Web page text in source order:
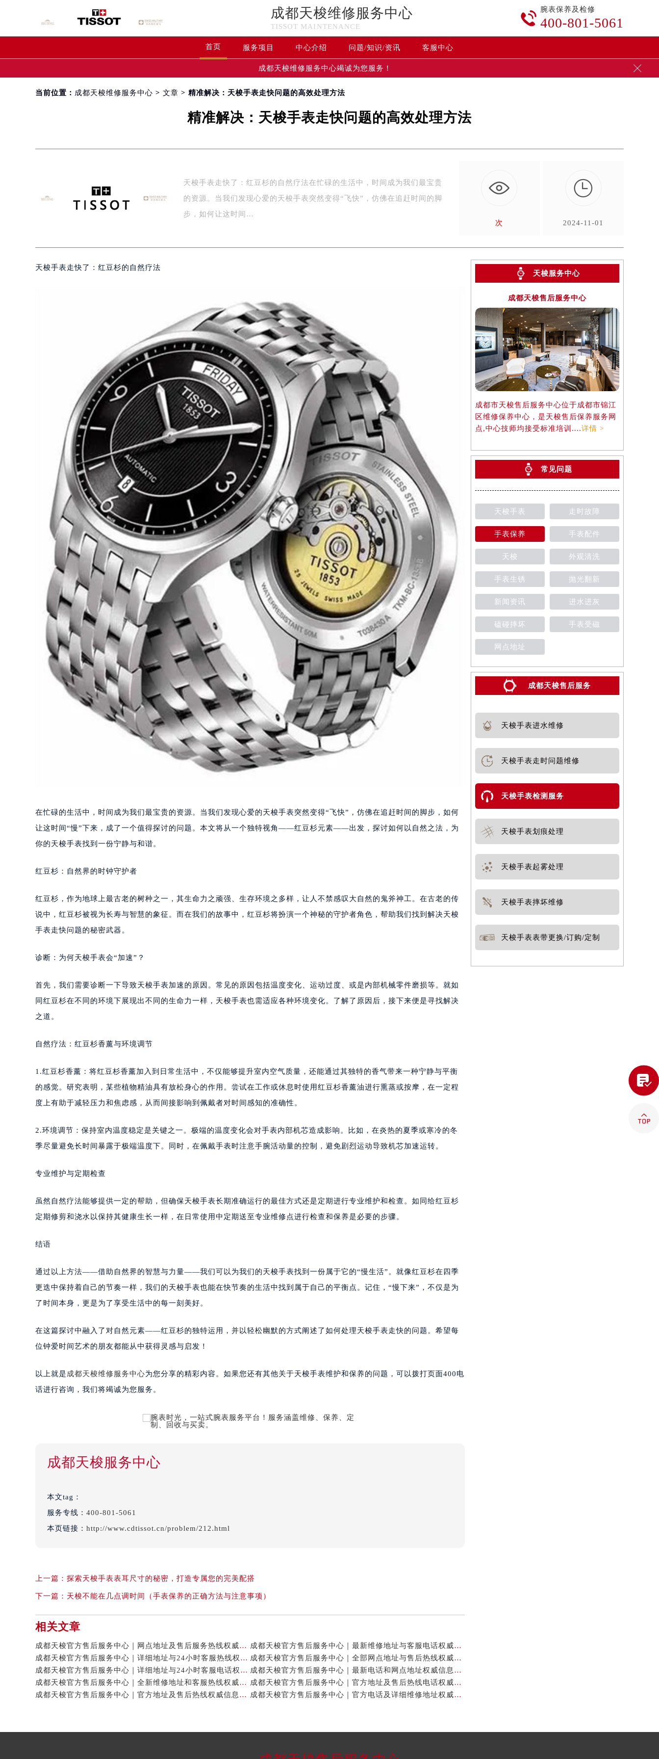
成都天梭维修服务中心
TISSOT MAINTENANCE

腕表保养及检修
400-801-5061
首页 服务项目 中心介绍 问题/知识/资讯 客服中心
成都天梭维修服务中心竭诚为您服务！ 
当前位置： 成都天梭维修服务中心 > 文章 > 精准解决：天梭手表走快问题的高效处理方法
精准解决：天梭手表走快问题的高效处理方法
天梭手表走快了：红豆杉的自然疗法在忙碌的生活中，时间成为我们最宝贵
的资源。当我们发现心爱的天梭手表突然变得“飞快”，仿佛在追赶时间的脚
步，如何让这时间…
次

2024-11-01
天梭手表走快了：红豆杉的自然疗法
在忙碌的生活中，时间成为我们最宝贵的资源。当我们发现心爱的天梭手表突然变得“飞快”，仿佛在追赶时间的脚步，如何
让这时间“慢”下来，成了一个值得探讨的问题。本文将从一个独特视角——红豆杉元素——出发，探讨如何以自然之法，为
你的天梭手表找到一份宁静与和谐。
红豆杉：自然界的时钟守护者
红豆杉，作为地球上最古老的树种之一，其生命力之顽强、生存环境之多样，让人不禁感叹大自然的鬼斧神工。在古老的传
说中，红豆杉被视为长寿与智慧的象征。而在我们的故事中，红豆杉将扮演一个神秘的守护者角色，帮助我们找到解决天梭
手表走快问题的秘密武器。
诊断：为何天梭手表会“加速”？
首先，我们需要诊断一下导致天梭手表加速的原因。常见的原因包括温度变化、运动过度、或是内部机械零件磨损等。就如
同红豆杉在不同的环境下展现出不同的生命力一样，天梭手表也需适应各种环境变化。了解了原因后，接下来便是寻找解决
之道。
自然疗法：红豆杉香薰与环境调节
1.红豆杉香薰：将红豆杉香薰加入到日常生活中，不仅能够提升室内空气质量，还能通过其独特的香气带来一种宁静与平衡
的感觉。研究表明，某些植物精油具有放松身心的作用。尝试在工作或休息时使用红豆杉香薰油进行熏蒸或按摩，在一定程
度上有助于减轻压力和焦虑感，从而间接影响到佩戴者对时间感知的准确性。
2.环境调节：保持室内温度稳定是关键之一。极端的温度变化会对手表内部机芯造成影响。比如，在炎热的夏季或寒冷的冬
季尽量避免长时间暴露于极端温度下。同时，在佩戴手表时注意手腕活动量的控制，避免剧烈运动导致机芯加速运转。
专业维护与定期检查
虽然自然疗法能够提供一定的帮助，但确保天梭手表长期准确运行的最佳方式还是定期进行专业维护和检查。如同给红豆杉
定期修剪和浇水以保持其健康生长一样，在日常使用中定期送至专业维修点进行检查和保养是必要的步骤。
结语
通过以上方法——借助自然界的智慧与力量——我们可以为我们的天梭手表找到一份属于它的“慢生活”。就像红豆杉在四季
更迭中保持着自己的节奏一样，我们的天梭手表也能在快节奏的生活中找到属于自己的平衡点。记住，“慢下来”，不仅是为
了时间本身，更是为了享受生活中的每一刻美好。
在这篇探讨中融入了对自然元素——红豆杉的独特运用，并以轻松幽默的方式阐述了如何处理天梭手表走快的问题。希望每
位钟爱时间艺术的朋友都能从中获得灵感与启发！
以上就是 成都天梭维修服务中心为您分享的精彩内容。如果您还有其他关于天梭手表维护和保养的问题，可以拨打页面400电
话进行咨询，我们将竭诚为您服务。
成都天梭服务中心
本文tag：
服务专线： 400-801-5061
本页链接： http://www.cdtissot.cn/problem/212.html
上一篇： 探索天梭手表表耳尺寸的秘密，打造专属您的完美配搭
下一篇： 天梭不能在几点调时间（手表保养的正确方法与注意事项）
相关文章
成都天梭官方售后服务中心｜网点地址及售后服务热线权威信息公示（2026年7月最新）
成都天梭官方售后服务中心｜最新维修地址与客服电话权威信息公示（2026年7月最新）
成都天梭官方售后服务中心｜详细地址与24小时客服热线权威信息公示（2026年7月最新）
成都天梭官方售后服务中心｜全部网点地址与售后热线权威信息公示（2026年7月最新）
成都天梭官方售后服务中心｜详细地址与24小时客服电话权威信息公示（2026年7月最新）
成都天梭官方售后服务中心｜最新电话和网点地址权威信息公示（2026年7月最新）
成都天梭官方售后服务中心｜全新维修地址和客服热线权威信息公示（2026年7月最新）
成都天梭官方售后服务中心｜官方地址及售后热线电话权威信息公示（2026年7月最新）
成都天梭官方售后服务中心｜官方地址及售后热线权威信息公示（2026年7月最新）
成都天梭官方售后服务中心｜官方电话及详细维修地址权威信息公示（2026年7月最新）
天梭服务中心
成都天梭售后服务中心
成都市天梭售后服务中心位于成都市锦江
区维修保养中心，是天梭售后保养服务网
点,中心技师均接受标准培训....详情 >
常见问题
天梭手表 走时故障
手表保养 手表配件
天梭 外观清洗
手表生锈 抛光翻新
新闻资讯 进水进灰
磕碰摔坏 手表受磁
网点地址
成都天梭售后服务
天梭手表进水维修
天梭手表走时问题维修
天梭手表检测服务
天梭手表划痕处理
天梭手表起雾处理
天梭手表摔坏维修
天梭手表表带更换/订购/定制

